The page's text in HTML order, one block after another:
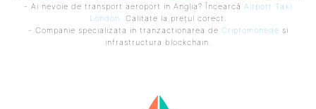
- Ai nevoie de transport aeroport in Anglia? Încearcă Airport Taxi
London . Calitate la prețul corect.
- Companie specializata in tranzactionarea de Criptomonede si
infrastructura blockchain.